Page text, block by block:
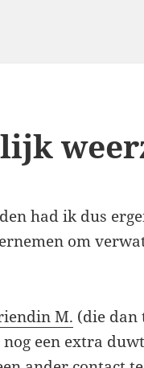
had ik dus
om
M. (die dan
een extra